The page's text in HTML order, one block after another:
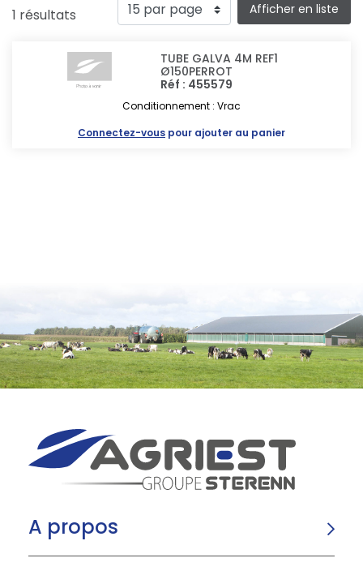
1 résultats Afficher en liste
TUBE GALVA 4M REF1
Ø150PERROT
Réf : 455579
Conditionnement : Vrac
Connectez-vous pour ajouter au panier
A propos